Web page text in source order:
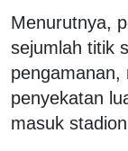
Menurutnya,
sejumlah titik
pengamanan,
penyekatan
masuk